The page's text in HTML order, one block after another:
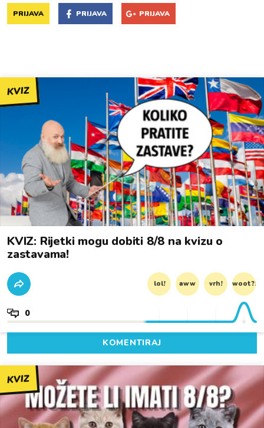
PRIJAVA PRIJAVA PRIJAVA
KVIZ
KVIZ: Rijetki mogu dobiti 8/8 na kvizu o
zastavama!
lol! aww vrh! woot?!
0
KOMENTIRAJ
KVIZ